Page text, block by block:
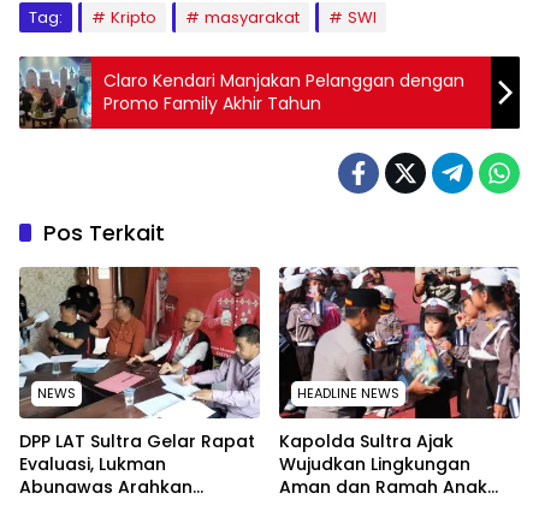
Tag: Kripto masyarakat SWI
Claro Kendari Manjakan Pelanggan dengan
Promo Family Akhir Tahun
Pos Terkait
NEWS
‎DPP LAT Sultra Gelar Rapat
Evaluasi, Lukman
Abunawas Arahkan
HEADLINE NEWS
Kapolda Sultra Ajak
Wujudkan Lingkungan
Aman dan Ramah Anak